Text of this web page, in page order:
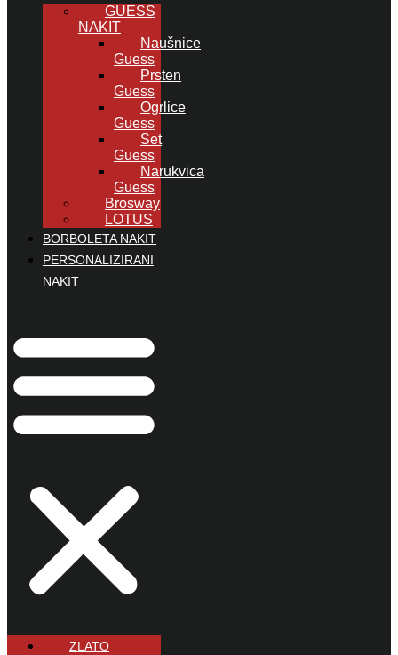
GUESS
NAKIT
Naušnice
Guess
Prsten
Guess
Ogrlice
Guess
Set
Guess
Narukvica
Guess
Brosway
LOTUS
BORBOLETA NAKIT
PERSONALIZIRANI
NAKIT
ZLATO